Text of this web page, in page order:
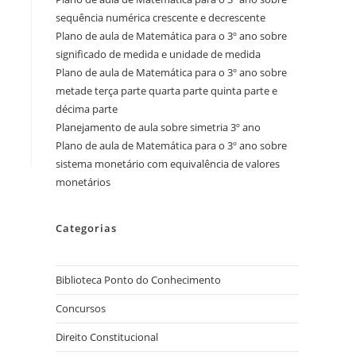
sequência numérica crescente e decrescente
Plano de aula de Matemática para o 3º ano sobre
significado de medida e unidade de medida
Plano de aula de Matemática para o 3º ano sobre
metade terça parte quarta parte quinta parte e
décima parte
Planejamento de aula sobre simetria 3º ano
Plano de aula de Matemática para o 3º ano sobre
sistema monetário com equivalência de valores
monetários
Categorias
Biblioteca Ponto do Conhecimento
Concursos
Direito Constitucional